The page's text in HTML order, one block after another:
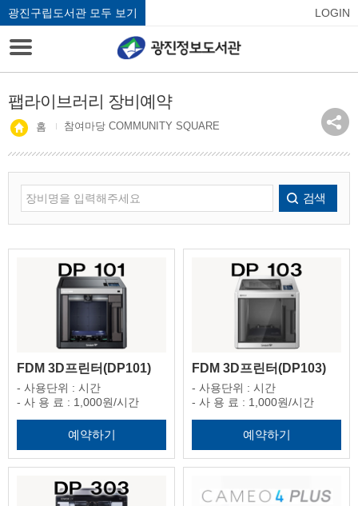
광진구립도서관 모두 보기 LOGIN
팹라이브러리 장비예약
홈 참여마당 COMMUNITY SQUARE
검색
FDM 3D프린터(DP101)
- 사용단위 : 시간
- 사 용 료 : 1,000원/시간
예약하기
FDM 3D프린터(DP103)
- 사용단위 : 시간
- 사 용 료 : 1,000원/시간
예약하기